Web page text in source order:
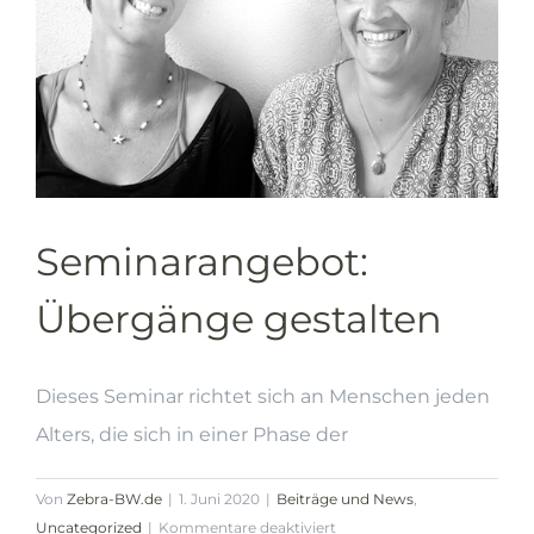
Seminarangebot:
Übergänge gestalten
Dieses Seminar richtet sich an Menschen jeden
Alters, die sich in einer Phase der
Von Zebra-BW.de | 1. Juni 2020 | Beiträge und News
Uncategorized | Kommentare deaktiviert